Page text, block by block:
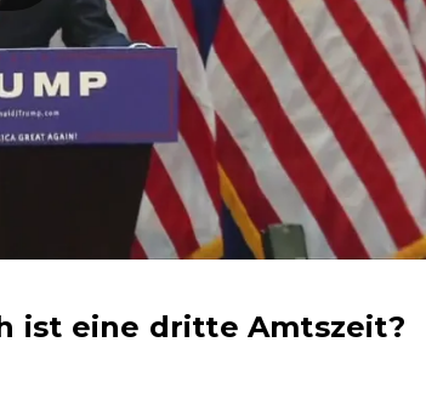
ist eine dritte Amtszeit?